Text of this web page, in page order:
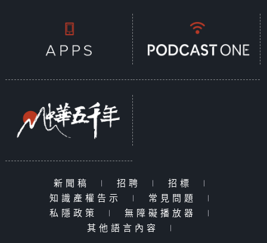
新聞稿 | 招聘 | 招標
|
知識產權告示
| 常見問題
|
私隱政策
| 無障礙播放器
|
其他語言內容
|